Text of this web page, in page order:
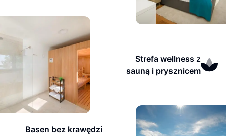
Strefa wellness z
sauną i prysznicem
Basen bez krawędzi